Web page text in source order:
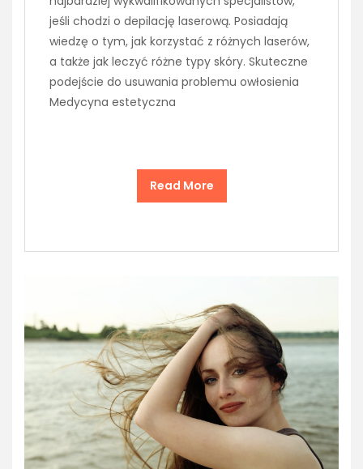
jeśli chodzi o depilację laserową. Posiadają
wiedzę o tym, jak korzystać z różnych laserów,
a także jak leczyć różne typy skóry. Skuteczne
podejście do usuwania problemu owłosienia
Medycyna estetyczna
Read More